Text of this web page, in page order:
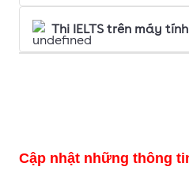
Thi IELTS trên máy tính